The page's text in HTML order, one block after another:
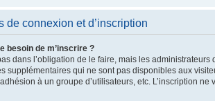
de connexion et d’inscription
besoin de m’inscrire ?
dans l’obligation de le faire, mais les
supplémentaires qui ne sont pas disponibles aux
à un groupe d’utilisateurs, etc. L’inscription